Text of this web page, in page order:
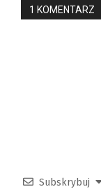
1 KOMENTARZ
Subskrybuj